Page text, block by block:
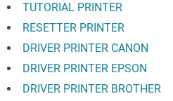
TUTORIAL PRINTER
RESETTER PRINTER
DRIVER PRINTER CANON
DRIVER PRINTER EPSON
DRIVER PRINTER BROTHER